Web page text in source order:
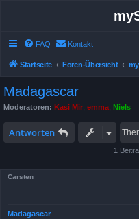
FAQ Kontakt
Startseite Foren-Übersicht
Madagascar
Moderatoren: Kasi Mir emma Niels
Antworten
1
Carsten
Madagascar